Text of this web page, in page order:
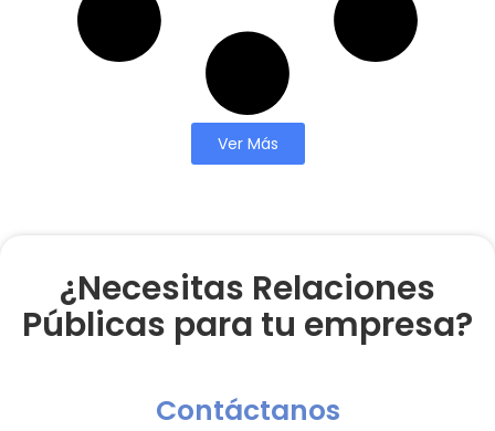
Ver Más
¿Necesitas Relaciones
Públicas para tu empresa?
Contáctanos